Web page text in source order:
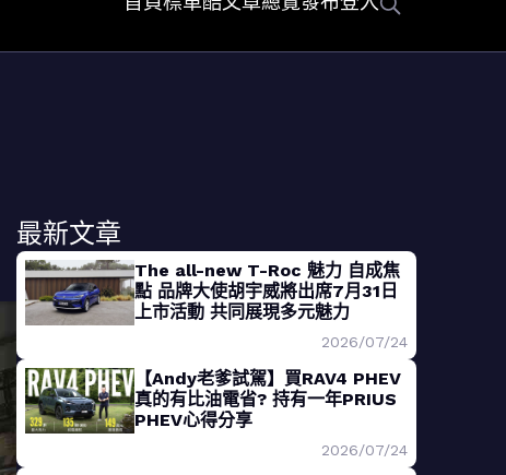
最新文章
The all-new T-Roc 魅力 自成焦
點 品牌大使胡宇威將出席7月31日
上市活動 共同展現多元魅力
2026/07/24
【Andy老爹試駕】買RAV4 PHEV
真的有比油電省? 持有一年PRIUS
PHEV心得分享
2026/07/24